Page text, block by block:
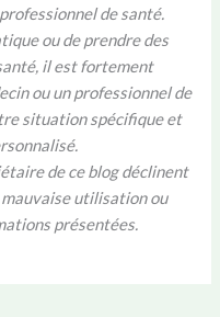
de santé.
ou de prendre des
il est fortement
ou un professionnel de
situation spécifique et
de ce blog déclinent
utilisation ou
présentées.